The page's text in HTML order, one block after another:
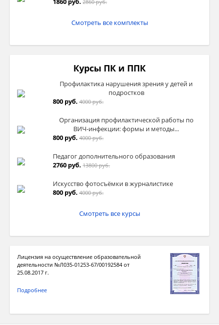
2860 руб.
Смотреть все комплекты
Курсы ПК и ППК
Профилактика нарушения зрения у детей и
подростков
800 руб. 4000 руб.
Организация профилактической работы по
ВИЧ-инфекции: формы и методы...
800 руб. 4000 руб.
Педагог дополнительного образования
2760 руб. 13800 руб.
Искусство фотосъёмки в журналистике
800 руб. 4000 руб.
Смотреть все курсы
Лицензия на осуществление образовательной
деятельности №Л035-01253-67/00192584 от
25.08.2017 г.
Подробнее